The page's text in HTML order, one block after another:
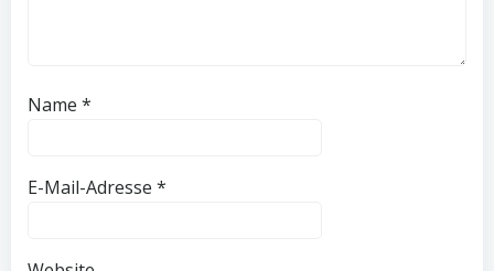
Name *
E-Mail-Adresse *